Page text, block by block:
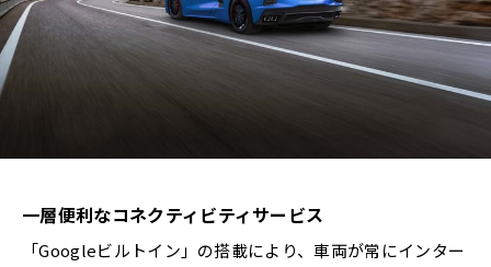
一層便利なコネクティビティサービス
「Googleビルトイン」の搭載により、車両が常にインター